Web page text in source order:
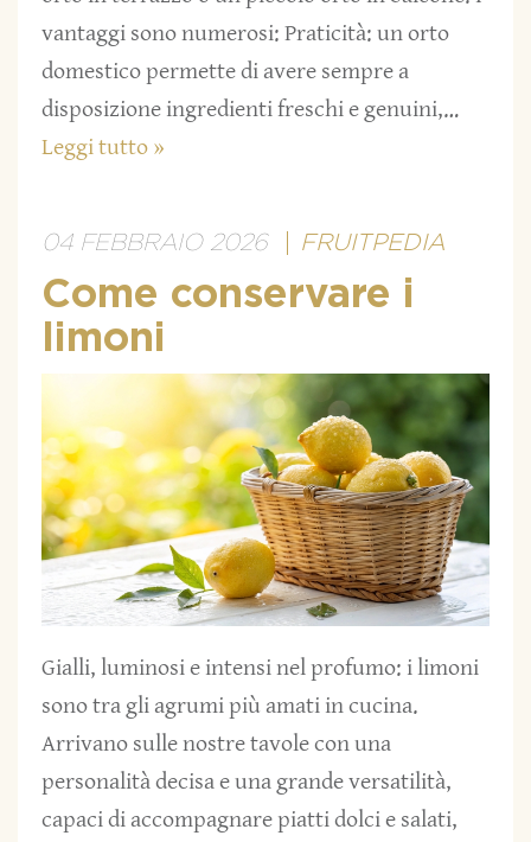
vantaggi sono numerosi: Praticità: un orto
domestico permette di avere sempre a
disposizione ingredienti freschi e genuini,…
Leggi tutto »
04 FEBBRAIO 2026 FRUITPEDIA
Come conservare i
limoni
Gialli, luminosi e intensi nel profumo: i limoni
sono tra gli agrumi più amati in cucina.
Arrivano sulle nostre tavole con una
personalità decisa e una grande versatilità,
capaci di accompagnare piatti dolci e salati,